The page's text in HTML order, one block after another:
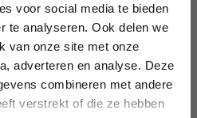
voor social media te bieden
te analyseren. Ook delen we
van onze site met onze
adverteren en analyse. Deze
combineren met andere
verstrekt of die ze hebben
per stoel
4 standen
Ja
je jarig bent